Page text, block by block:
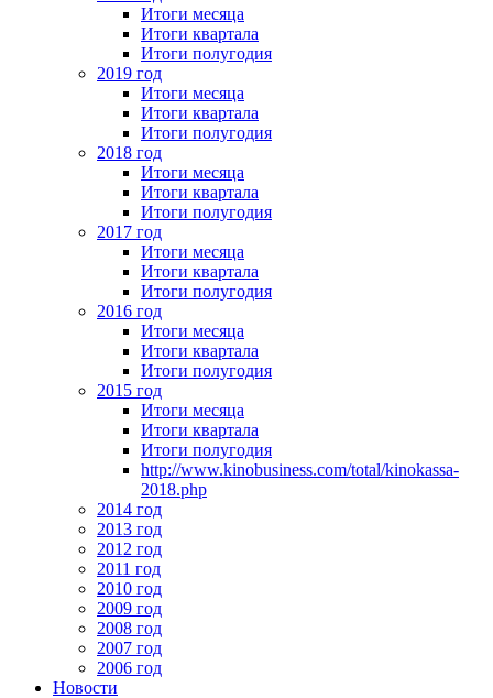
Итоги месяца
Итоги квартала
Итоги полугодия
2019 год
Итоги месяца
Итоги квартала
Итоги полугодия
2018 год
Итоги месяца
Итоги квартала
Итоги полугодия
2017 год
Итоги месяца
Итоги квартала
Итоги полугодия
2016 год
Итоги месяца
Итоги квартала
Итоги полугодия
2015 год
Итоги месяца
Итоги квартала
Итоги полугодия
http://www.kinobusiness.com/total/kinokassa-
2018.php
2014 год
2013 год
2012 год
2011 год
2010 год
2009 год
2008 год
2007 год
2006 год
Новости